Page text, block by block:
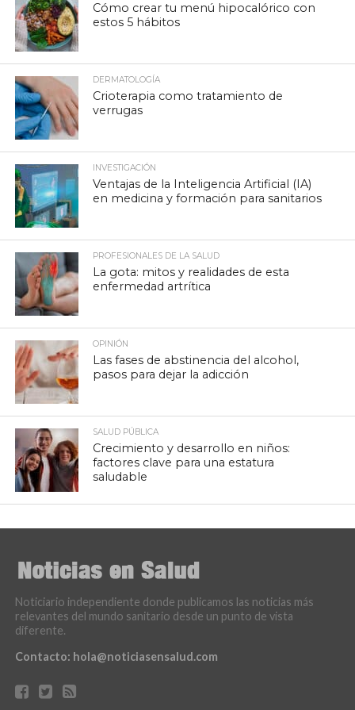
Cómo crear tu menú hipocalórico con
estos 5 hábitos
DERMATOLOGÍA
Crioterapia como tratamiento de
verrugas
INVESTIGACIÓN
Ventajas de la Inteligencia Artificial (IA)
en medicina y formación para sanitarios
PROFESIONALES DE LA SALUD
La gota: mitos y realidades de esta
enfermedad artrítica
OPINIÓN
Las fases de abstinencia del alcohol,
pasos para dejar la adicción
SALUD PÚBLICA
Crecimiento y desarrollo en niños:
factores clave para una estatura
saludable
Noticiario independiente donde publicamos las noticias más
relevantes del mundo sanitario desde un punto de vista
diferente.
Contacto: hola@noticiasensalud.com